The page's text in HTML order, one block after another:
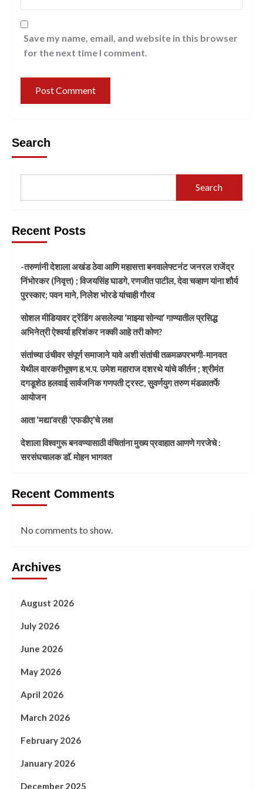
Save my name, email, and website in this browser
for the next time I comment.
Search
Search
Recent Posts
-तरुणांनी देशाला अखंड ठेवा आणि महासत्ता बनवालेफ्टनंट जनरल राजेंद्र
निंभोरकर (निवृत्त) ; विजयसिंह घाडगे, रणजीत पाटील, देवा चव्हाण यांना शौर्य
पुरस्कार; पवन माने, निलेश भोरडे यांचाही गौरव
सोशल मीडियावर ट्रेंडिंग असलेल्या ‘माझ्या सोन्या’ गाण्यातील प्रसिद्ध
अभिनेत्री ऐश्वर्या हरिशंकर नक्की आहे तरी कोण?
संतांच्या उंचीवर संपूर्ण समाजाने यावे अशी संतांची तळमळपरभणी-मानवत
येथील वारकरीभूषण ह.भ.प. उमेश महाराज दशरथे यांचे कीर्तन ; श्रीमंत
दगडूशेठ हलवाई सार्वजनिक गणपती ट्रस्ट, सुवर्णयुग तरुण मंडळातर्फे
आयोजन
आता ‘मद्या’वरही ‘एफडीए’चे लक्ष
देशाला विश्वगुरू बनवण्यासाठी वंचितांना मुख्य प्रवाहात आणणे गरजेचे :
सरसंघचालक डाॅ. मोहन भागवत
Recent Comments
No comments to show.
Archives
August 2026
July 2026
June 2026
May 2026
April 2026
March 2026
February 2026
January 2026
December 2025